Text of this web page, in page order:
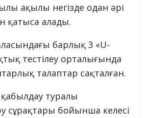
ақылы негізде одан әрі
қатыса алады.
барлық 3 «U-
тестілеу орталығында
талаптар сақталған.
қабылдау туралы
сұрақтары бойынша келесі